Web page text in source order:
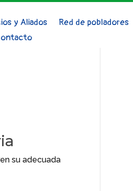
y Aliados Red de pobladores
su adecuada